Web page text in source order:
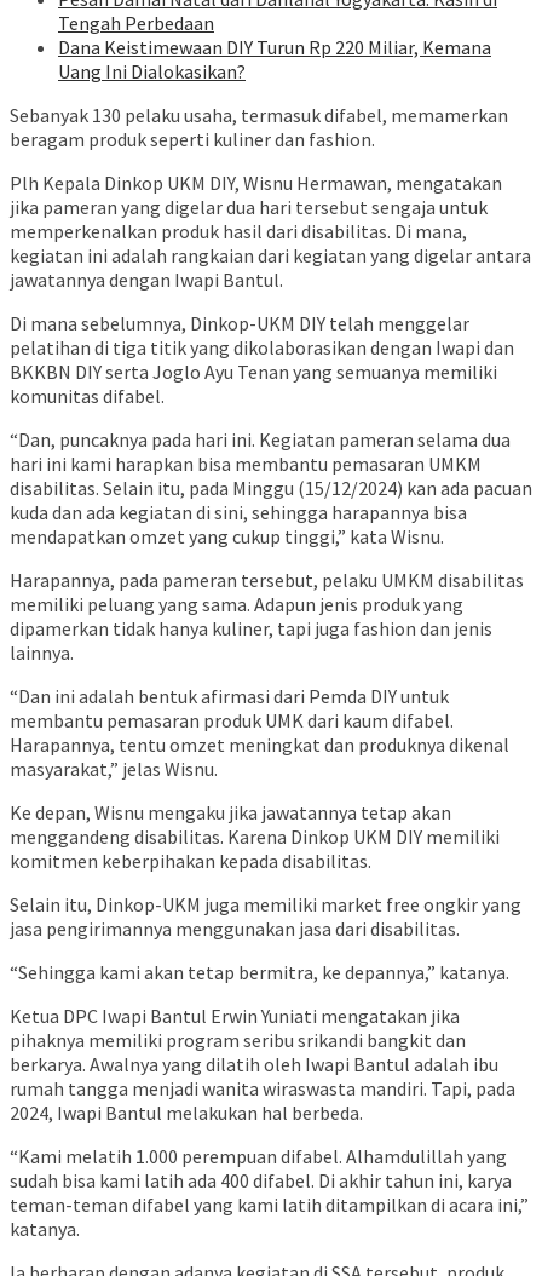
Tengah Perbedaan
Dana Keistimewaan DIY Turun Rp 220 Miliar, Kemana
Uang Ini Dialokasikan?
Sebanyak 130 pelaku usaha, termasuk difabel, memamerkan
beragam produk seperti kuliner dan fashion.
Plh Kepala Dinkop UKM DIY, Wisnu Hermawan, mengatakan
jika pameran yang digelar dua hari tersebut sengaja untuk
memperkenalkan produk hasil dari disabilitas. Di mana,
kegiatan ini adalah rangkaian dari kegiatan yang digelar antara
jawatannya dengan Iwapi Bantul.
Di mana sebelumnya, Dinkop-UKM DIY telah menggelar
pelatihan di tiga titik yang dikolaborasikan dengan Iwapi dan
BKKBN DIY serta Joglo Ayu Tenan yang semuanya memiliki
komunitas difabel.
“Dan, puncaknya pada hari ini. Kegiatan pameran selama dua
hari ini kami harapkan bisa membantu pemasaran UMKM
disabilitas. Selain itu, pada Minggu (15/12/2024) kan ada pacuan
kuda dan ada kegiatan di sini, sehingga harapannya bisa
mendapatkan omzet yang cukup tinggi,” kata Wisnu.
Harapannya, pada pameran tersebut, pelaku UMKM disabilitas
memiliki peluang yang sama. Adapun jenis produk yang
dipamerkan tidak hanya kuliner, tapi juga fashion dan jenis
lainnya.
“Dan ini adalah bentuk afirmasi dari Pemda DIY untuk
membantu pemasaran produk UMK dari kaum difabel.
Harapannya, tentu omzet meningkat dan produknya dikenal
masyarakat,” jelas Wisnu.
Ke depan, Wisnu mengaku jika jawatannya tetap akan
menggandeng disabilitas. Karena Dinkop UKM DIY memiliki
komitmen keberpihakan kepada disabilitas.
Selain itu, Dinkop-UKM juga memiliki market free ongkir yang
jasa pengirimannya menggunakan jasa dari disabilitas.
“Sehingga kami akan tetap bermitra, ke depannya,” katanya.
Ketua DPC Iwapi Bantul Erwin Yuniati mengatakan jika
pihaknya memiliki program seribu srikandi bangkit dan
berkarya. Awalnya yang dilatih oleh Iwapi Bantul adalah ibu
rumah tangga menjadi wanita wiraswasta mandiri. Tapi, pada
2024, Iwapi Bantul melakukan hal berbeda.
“Kami melatih 1.000 perempuan difabel. Alhamdulillah yang
sudah bisa kami latih ada 400 difabel. Di akhir tahun ini, karya
teman-teman difabel yang kami latih ditampilkan di acara ini,”
katanya.